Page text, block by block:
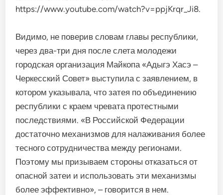
https://www.youtube.com/watch?v=ppjKrqr_Ji8.
Видимо, не поверив словам главы республики,
через два-три дня после слета молодежи
городская организация Майкопа «Адыгэ Хасэ –
Черкесский Совет» выступила с заявлением, в
котором указывала, что затея по объединению
республики с краем чревата протестными
последствиями. «В Российской Федерации
достаточно механизмов для налаживания более
тесного сотрудничества между регионами.
Поэтому мы призываем стороны отказаться от
опасной затеи и использовать эти механизмы
более эффективно», – говорится в нем.